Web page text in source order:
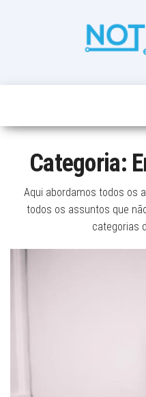
Categoria:
Aqui abordamos todos os
todos os assuntos que
categorias